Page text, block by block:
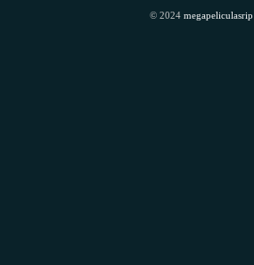
© 2024 megapeliculasrip